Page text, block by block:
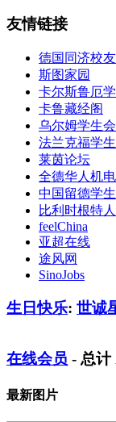
友情链接
德国同济校
斯图家园
卡尔斯鲁厄
卡鲁藏经阁
乌尔姆学生会
法兰克福学
莱茵论坛
全德华人机
中国留德学
比利时根特
feelChina
亚超在线
途风网
SinoJobs
生日快乐: 世诚
在线会员 - 总计
最新图片